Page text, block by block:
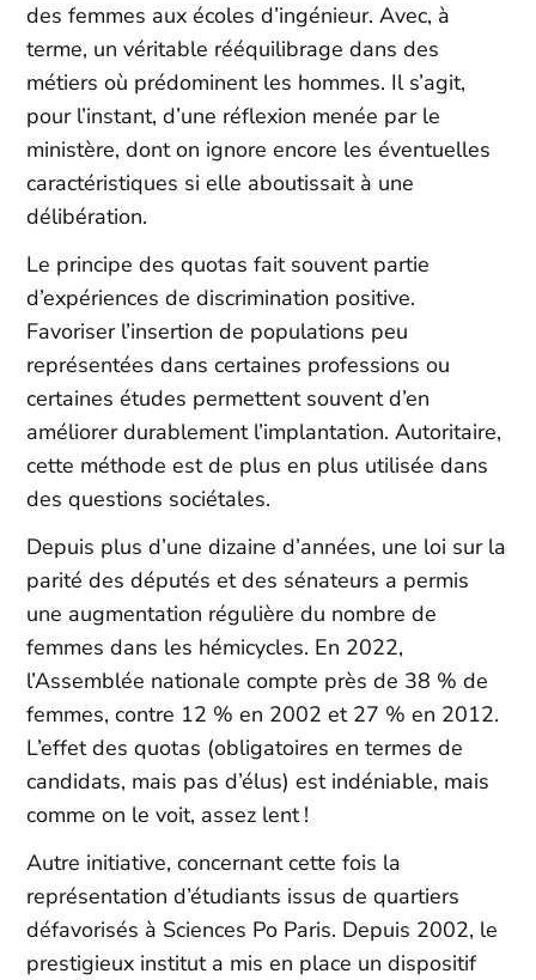
des femmes aux écoles d’ingénieur. Avec, à
terme, un véritable rééquilibrage dans des
métiers où prédominent les hommes. Il s’agit,
pour l’instant, d’une réflexion menée par le
ministère, dont on ignore encore les éventuelles
caractéristiques si elle aboutissait à une
délibération.
Le principe des quotas fait souvent partie
d’expériences dediscrimination positive.
Favoriser l’insertion de populations peu
représentées dans certaines professions ou
certaines études permettent souvent d’en
améliorer durablement l’implantation. Autoritaire,
cette méthode est de plus en plus utilisée dans
des questions sociétales.
Depuis plus d’une dizaine d’années, une loi sur la
parité des députés et des sénateurs a permis
une augmentation régulière du nombre de
femmes dans les hémicycles. En 2022,
l’Assemblée nationale compte près de 38 % de
femmes, contre 12 % en 2002 et 27 % en 2012.
L’effet des quotas (obligatoires en termes de
candidats, mais pas d’élus) est indéniable, mais
comme on le voit, assez lent !
Autre initiative, concernant cette fois la
représentation d’étudiants issus de quartiers
défavorisés à Sciences Po Paris. Depuis 2002, le
prestigieux institut a mis en place un dispositif